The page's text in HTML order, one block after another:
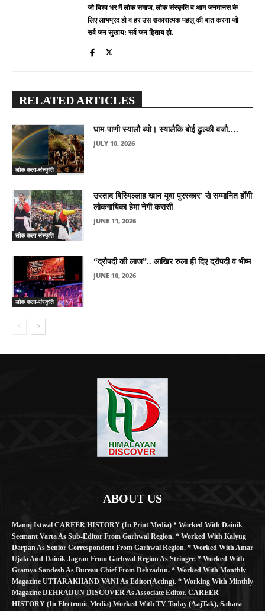
जो विश्व भर में लोक समाज, लोक संस्कृति व आम जनमानस के
लिए लाभप्रद हो व हर उस सकारात्मक पहलु की बात करना जो
सर्व जन सुखाय: सर्व जन हिताय हो.
RELATED ARTICLES
लोक कला-संस्कृति
घाम-पाणी स्यालौ ब्यो। स्यालैकि बोई ढुल्की बजौ….
JULY 10, 2026
लोक कला-संस्कृति
उस्ताद बिस्मिल्लाह खान युवा पुरस्कार’ से सम्मानित होंगी
लोकगायिका हेमा नेगी करासी
JUNE 11, 2026
लोक कला-संस्कृति
“द्रौपदी की लाज”.. आखिर रुला ही दिए द्रौपदी व भीष्म
JUNE 10, 2026
ABOUT US
Manoj Istwal CAREER HISTORY (in Print Media) * Worked With Dainik
Seemant Varta As Sub-Editor From Garhwal Region. * Worked With Kalyug
Darpan As Senior Correspondent From Garhwal Region. * Worked With Amar
Ujala And Dainik Jagran From Garhwal Region As Stringer. * Worked With
Gramya Sandesh As Bureau Chief From Dehradun. * Worked With Monthly
Magazine UTTARAKHAND VANI As Editor(Acting). * Working With Minthly
Magazine DEHRADUN DISCOVER As Associate Editor. CAREER
HISTORY (in Electronic Media) Worked With TV Today (AajTak), Sahara